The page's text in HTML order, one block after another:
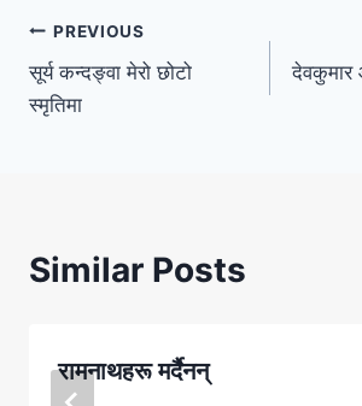
Post
navigation
PREVIOUS
सूर्य कन्दङ्वा मेरो छोटो
स्मृतिमा
देवकुमार
Similar Posts
रामनाथहरू मर्दैनन्